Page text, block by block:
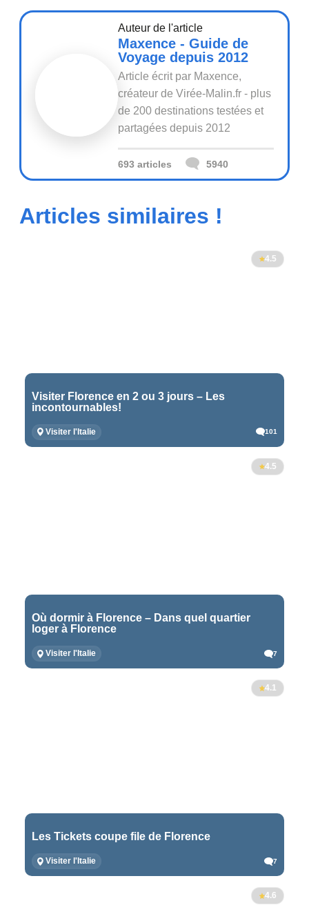
Auteur de l'article
Maxence - Guide de
Voyage depuis 2012
Article écrit par Maxence,
créateur de Virée-Malin.fr - plus
de 200 destinations testées et
partagées depuis 2012
693 articles 5940
Articles similaires !
4.5
Visiter Florence en 2 ou 3 jours – Les
incontournables!
Visiter l'Italie 101
4.5
Où dormir à Florence – Dans quel quartier
loger à Florence
Visiter l'Italie 7
4.1
Les Tickets coupe file de Florence
Visiter l'Italie 7
4.6